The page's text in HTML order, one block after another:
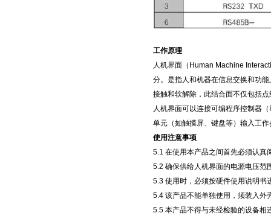
工作原理
人机界面（Human Machine
分。是指人和机器在信息交换和功
接触和软解除，此结合面不仅包括
人机界面可以连接可编程序控制器
单元（如触摸屏、键盘等）输入工
使用注意事项
5.1 在使用本产品之间首先必须认真
5.2 确保供给人机界面的电源电压范
5.3 使用时，必须按硬件使用说明书
5.4 该产品不能单独使用，须装入外
5.5 本产品不得与未经检验的设备相